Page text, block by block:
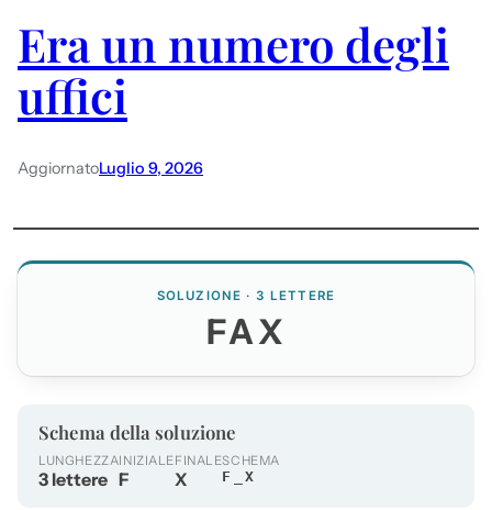
Era un numero degli
uffici
AggiornatoLuglio 9, 2026
SOLUZIONE · 3 LETTERE
FAX
Schema della soluzione
LUNGHEZZA
3 lettere
INIZIALE
F
FINALE
X
SCHEMA
F_X